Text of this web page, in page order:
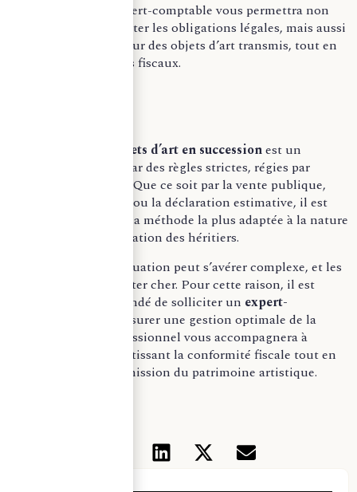
Faire appel à un expert-comptable vous permettra non
seulement de respecter les obligations légales, mais aussi
de maximiser la valeur des objets d’art transmis, tout en
réduisant les risques fiscaux.
objets d’art en successionest un
processus encadré par des règles strictes, régies par
l’article 764 du CGI. Que ce soit par la vente publique,
l’inventaire notarié, ou la déclaration estimative, il est
essentiel de choisir la méthode la plus adaptée à la nature
des biens et à la situation des héritiers.
Toutefois, cette évaluation peut s’avérer complexe, et les
erreurs peuvent coûter cher. Pour cette raison, il est
fortement recommandé de solliciter un expert-
afin d’assurer une gestion optimale de la
succession. Ce professionnel vous accompagnera à
chaque étape, garantissant la conformité fiscale tout en
optimisant la transmission du patrimoine artistique.